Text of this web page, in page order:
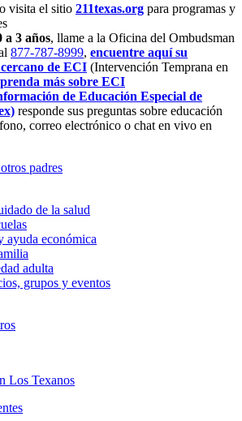
o visita el sitio 211texas.org para programas y
a 3 años, llame a la Oficina del Ombudsman
877-787-8999, encuentre aquí su
de ECI (Intervención Temprana en
más sobre ECI
de Educación Especial de
responde sus preguntas sobre educación
correo electrónico o chat en vivo en
padres
de la salud
ayuda económica
adulta
grupos y eventos
Los Texanos